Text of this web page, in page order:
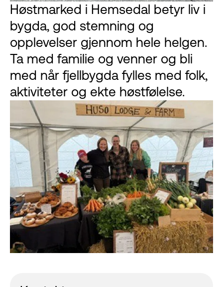
Høstmarked i Hemsedal betyr liv i
bygda, god stemning og
opplevelser gjennom hele helgen.
Ta med familie og venner og bli
med når fjellbygda fylles med folk,
aktiviteter og ekte høstfølelse.